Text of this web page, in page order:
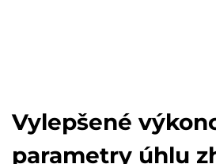
Vylepšené
parametry úhlu